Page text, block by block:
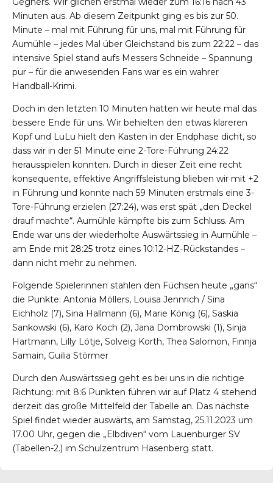
Minuten aus. Ab diesem Zeitpunkt ging es bis zur 50.
Minute – mal mit Führung für uns, mal mit Führung für
Aumühle – jedes Mal über Gleichstand bis zum 22:22 – das
intensive Spiel stand aufs Messers Schneide – Spannung
pur – für die anwesenden Fans war es ein wahrer
Handball-Krimi.
Doch in den letzten 10 Minuten hatten wir heute mal das
bessere Ende für uns. Wir behielten den etwas klareren
Kopf und LuLu hielt den Kasten in der Endphase dicht, so
dass wir in der 51 Minute eine 2-Tore-Führung 24:22
herausspielen konnten. Durch in dieser Zeit eine recht
konsequente, effektive Angriffsleistung blieben wir mit +2
in Führung und konnte nach 59 Minuten erstmals eine 3-
Tore-Führung erzielen (27:24), was erst spät „den Deckel
drauf machte“. Aumühle kämpfte bis zum Schluss. Am
Ende war uns der wiederholte Auswärtssieg in Aumühle –
am Ende mit 28:25 trotz eines 10:12-HZ-Rückstandes –
dann nicht mehr zu nehmen.
Folgende Spielerinnen stahlen den Füchsen heute „gans“
die Punkte: Antonia Möllers, Louisa Jennrich / Sina
Eichholz (7), Sina Hallmann (6), Marie König (6), Saskia
Sankowski (6), Karo Koch (2), Jana Dombrowski (1), Sinja
Hartmann, Lilly Lötje, Solveig Korth, Thea Salomon, Finnja
Samain, Guilia Störmer
Durch den Auswärtssieg geht es bei uns in die richtige
Richtung: mit 8:6 Punkten führen wir auf Platz 4 stehend
derzeit das große Mittelfeld der Tabelle an. Das nächste
Spiel findet wieder auswärts, am Samstag, 25.11.2023 um
17.00 Uhr, gegen die „Elbdiven“ vom Lauenburger SV
(Tabellen-2.) im Schulzentrum Hasenberg statt.